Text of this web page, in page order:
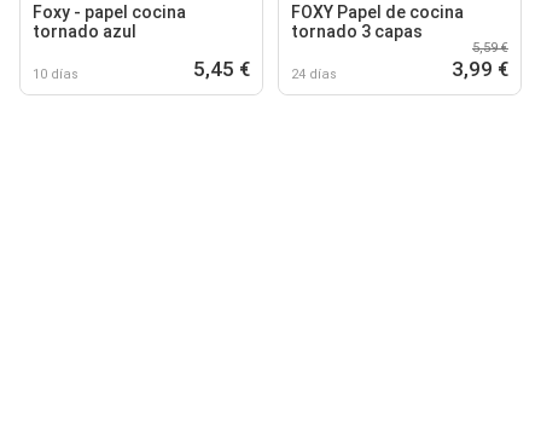
Foxy - papel cocina
tornado azul
10 días 5,45 €
FOXY Papel de cocina
tornado 3 capas
24 días
5,59 €
3,99 €